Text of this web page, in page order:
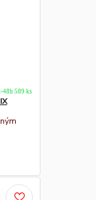
48h 589 ks